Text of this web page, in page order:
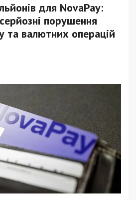
для NovaPay:
порушення
та валютних операцій